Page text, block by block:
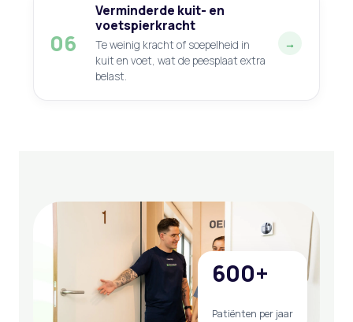
06
Verminderde kuit- en
voetspierkracht
Te weinig kracht of soepelheid in
kuit en voet, wat de peesplaat extra
belast.
→
600+
Patiënten per jaar